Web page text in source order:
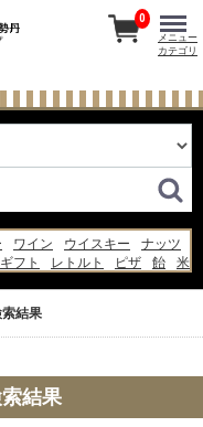
ワイン ウイスキー
ナッツ
ギフト レトルト ピザ 飴
米
0
メニュー
カテゴリ
結果
結果